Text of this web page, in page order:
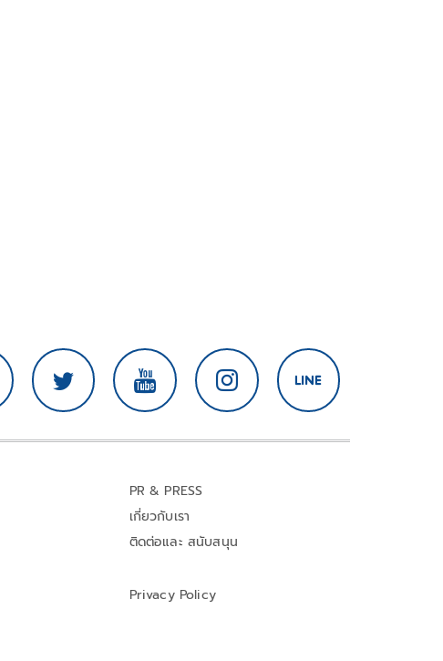
PR & PRESS
เกี่ยวกับเรา
ติดต่อและ สนับสนุน
Privacy Policy